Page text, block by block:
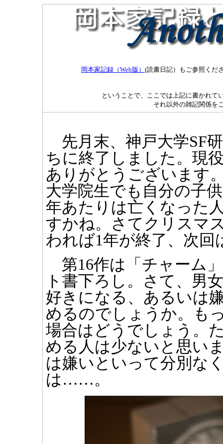
岡本家記録（Web版） (読書日記）もご参照くだ
ということで、ここでは上記に書かれて
それ以外の雑記関係を
先月末、神戸大学SF
ちに終了しました。現
ありがとうございます
大学院生でも自分の子
年あたりは亡くなった
すかね。さてクリスマ
われば1年が終了、次
第16作は「チャーム
ト書下ろし。さて、男
好きになる、あるいは
めるのでしょうか。も
場合はどうでしょう。
める人は少ないと思い
は嫌いといって分別な
は……。